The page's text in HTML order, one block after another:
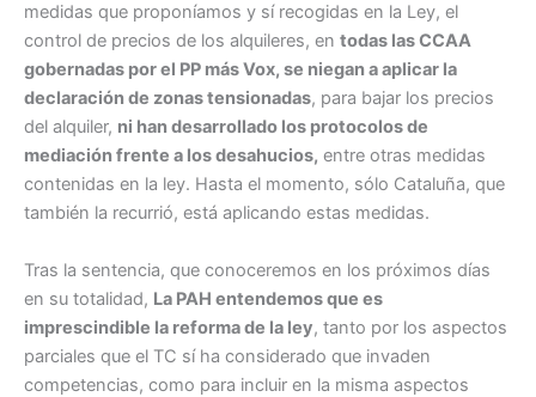
medidas que proponíamos y sí recogidas en la Ley, el
control de precios de los alquileres, en todas las CCAA
gobernadas por el PP más Vox, se niegan a aplicar la
declaración de zonas tensionadas, para bajar los precios
del alquiler, ni han desarrollado los protocolos de
mediación frente a los desahucios, entre otras medidas
contenidas en la ley. Hasta el momento, sólo Cataluña, que
también la recurrió, está aplicando estas medidas.
Tras la sentencia, que conoceremos en los próximos días
en su totalidad, La PAH entendemos que es
imprescindible la reforma de la ley, tanto por los aspectos
parciales que el TC sí ha considerado que invaden
competencias, como para incluir en la misma aspectos